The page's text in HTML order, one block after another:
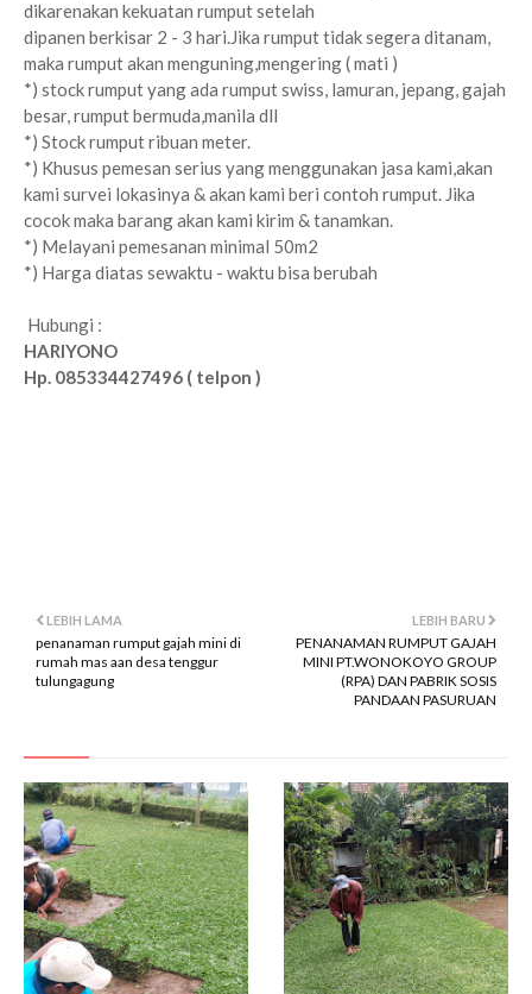
dikarenakan kekuatan rumput setelah
dipanen berkisar 2 - 3 hari.Jika rumput tidak segera ditanam,
maka rumput akan menguning,mengering ( mati )
*) stock rumput yang ada rumput swiss, lamuran, jepang, gajah
besar, rumput bermuda,manila dll
*) Stock rumput ribuan meter.
*) Khusus pemesan serius yang menggunakan jasa kami,akan
kami survei lokasinya & akan kami beri contoh rumput. Jika
cocok maka barang akan kami kirim & tanamkan.
*) Melayani pemesanan minimal 50m2
*) Harga diatas sewaktu - waktu bisa berubah
Hubungi :
HARIYONO
Hp. 085334427496 ( telpon )
LEBIH BARU
PENANAMAN RUMPUT GAJAH
MINI PT.WONOKOYO GROUP
(RPA) DAN PABRIK SOSIS
PANDAAN PASURUAN
LEBIH LAMA
penanaman rumput gajah mini di
rumah mas aan desa tenggur
tulungagung